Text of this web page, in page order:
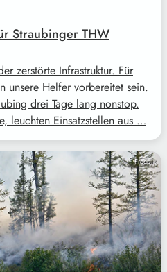
Straubinger THW
zerstörte Infrastruktur. Für
unsere Helfer vorbereitet sein.
drei Tage lang nonstop.
leuchten Einsatzstellen aus …
Freepik